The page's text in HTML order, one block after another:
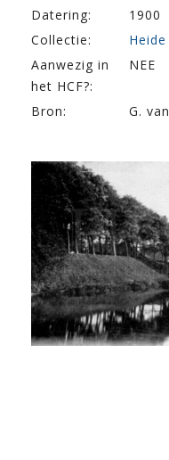
Datering:
1900
Collectie:
Aanwezig in
het HCF?:
NEE
Bron: G.